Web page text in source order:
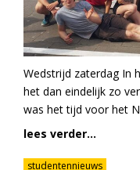
Wedstrijd zaterdag In
het dan eindelijk zo
was het tijd voor het
lees verder...
studentennieuws